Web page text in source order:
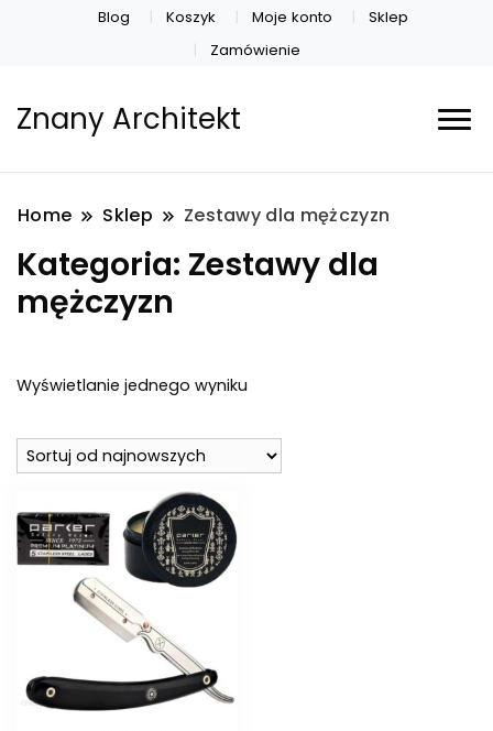
Blog Koszyk Moje konto
Sklep
Zamówienie
Znany Architekt
Home Sklep Zestawy dla mężczyzn
Kategoria: Zestawy dla
mężczyzn
Wyświetlanie jednego wyniku